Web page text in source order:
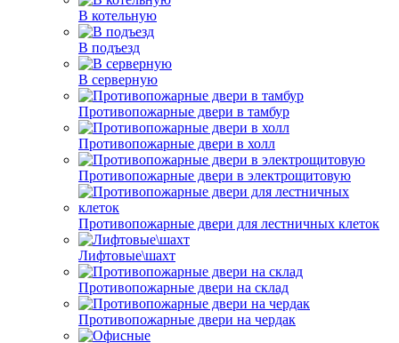
В котельную
В подъезд
В серверную
Противопожарные двери в тамбур
Противопожарные двери в холл
Противопожарные двери в электрощитовую
Противопожарные двери для лестничных клеток
Лифтовые\шахт
Противопожарные двери на склад
Противопожарные двери на чердак